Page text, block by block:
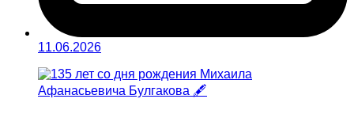
11.06.2026